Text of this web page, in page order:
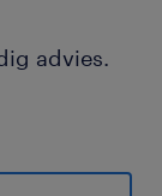
advies.